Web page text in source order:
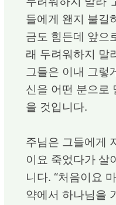
들에게 왠지 불길
금도 힘든데 앞으
래 두려워하지 말
그들은 이내 그렇
신을 어떤 분으로
을 것입니다.
주님은 그들에게
이요 죽었다가 살
니다. “처음이요
약에서 하나님을